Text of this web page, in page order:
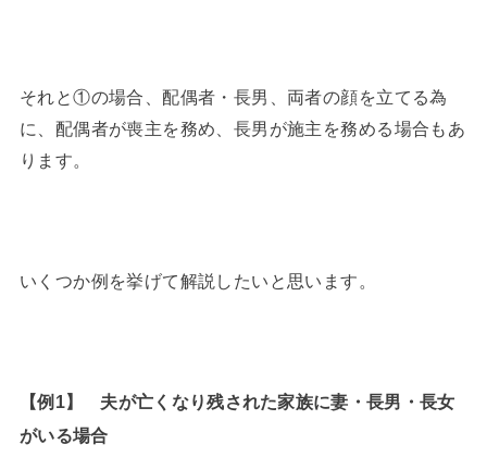
それと①の場合、配偶者・長男、両者の顔を立てる為
に、配偶者が喪主を務め、長男が施主を務める場合もあ
ります。
いくつか例を挙げて解説したいと思います。
【例1】 夫が亡くなり残された家族に妻・長男・長女
がいる場合